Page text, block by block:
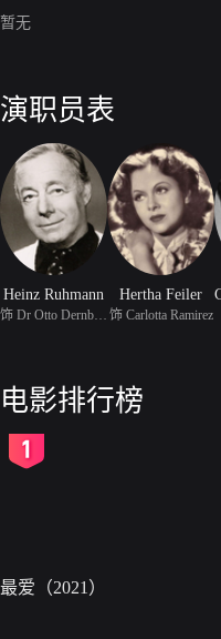
暂无
演职员表
Heinz Ruhmann Hertha Feiler
饰 Carlotta Ramirez
电影排行榜
最爱（2021）